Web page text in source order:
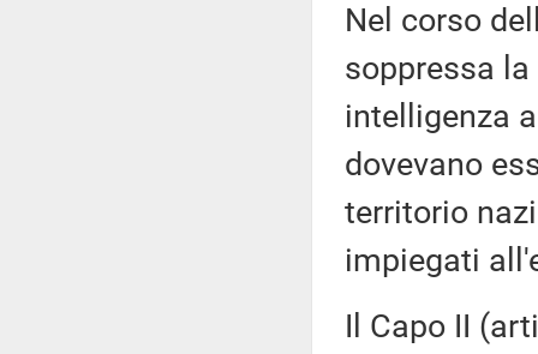
Nel corso
soppressa
intelligenza
dovevano
territorio
impiegati
Il Capo II